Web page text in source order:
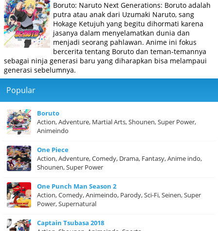
Boruto: Naruto Next Generations: Boruto adalah
putra atau anak dari Uzumaki Naruto, sang
Hokage Ketujuh yang begitu dihormati karena
jasanya dalam menyelamatkan dunia dan
menjadi seorang pahlawan. Anime ini fokus
bercerita tentang Boruto dan teman-temannya
sebagai ninja generasi baru yang diharapkan bisa melampaui
generasi sebelumnya.
Popular
Boruto
Action, Adventure, Martial Arts, Shounen, Super Power,
Animeindo
One Piece
Action, Adventure, Comedy, Drama, Fantasy, Anime indo,
Shounen, Super Power
One Punch Man Season 2
Action, Comedy, Animeindo, Parody, Sci-Fi, Seinen, Super
Power, Supernatural
Captain Tsubasa 2018